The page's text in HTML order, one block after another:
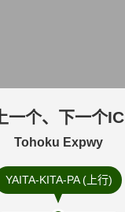
上一个、下一个IC
Tohoku Expwy
YAITA-KITA-PA (上行)